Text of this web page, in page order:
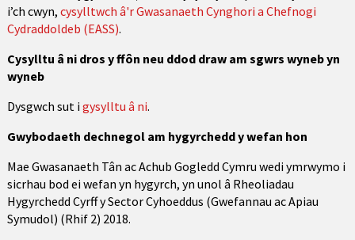
i’ch cwyn, cysylltwch â'r Gwasanaeth Cynghori a Chefnogi
Cydraddoldeb (EASS).
Cysylltu â ni dros y ffôn neu ddod draw am sgwrs wyneb yn
wyneb
Dysgwch sut i gysylltu â ni.
Gwybodaeth dechnegol am hygyrchedd y wefan hon
Mae Gwasanaeth Tân ac Achub Gogledd Cymru wedi ymrwymo i
sicrhau bod ei wefan yn hygyrch, yn unol â Rheoliadau
Hygyrchedd Cyrff y Sector Cyhoeddus (Gwefannau ac Apiau
Symudol) (Rhif 2) 2018.